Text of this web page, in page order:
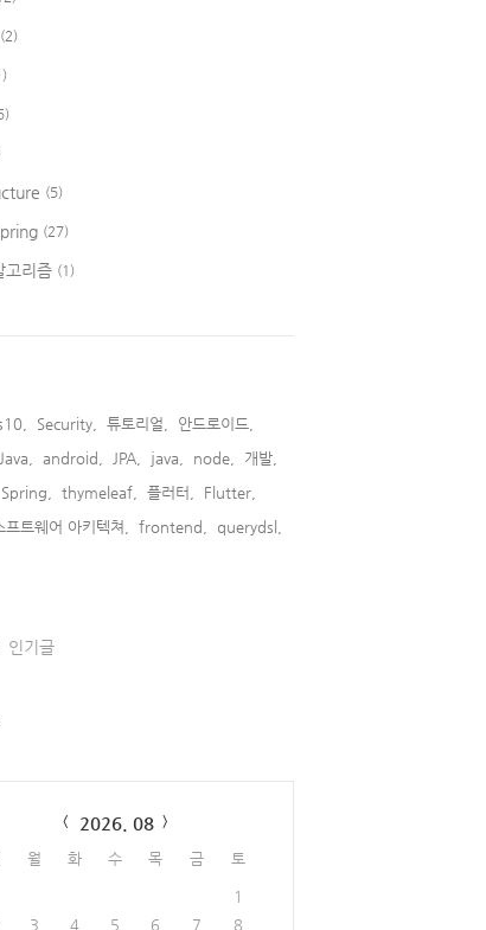
(2)
(5)
(27)
고리즘 (1)
Security, 튜토리얼,
안드로이드,
android, JPA, java, node,
개발,
Spring, thymeleaf, 플러터,
Flutter,
프트웨어 아키텍쳐, frontend,
querydsl,
인기글
2026. 08
월 화 수 목 금 토
1
3 4 5 6 7
8